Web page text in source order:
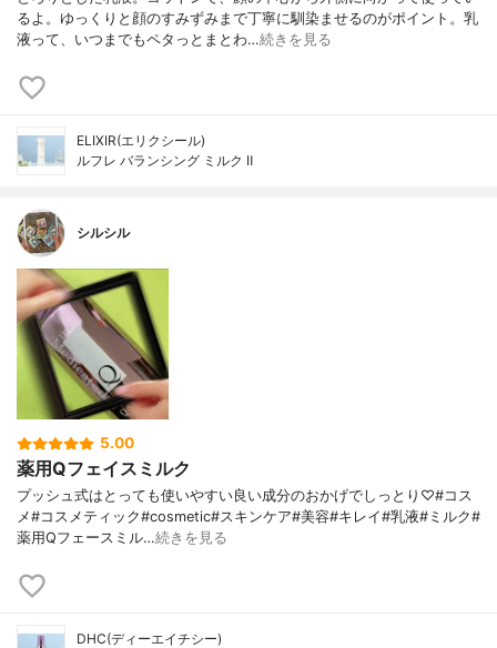
るよ。ゆっくりと顔のすみずみまで丁寧に馴染ませるのがポイント。乳
液って、いつまでもペタっとまとわ…続きを見る
ELIXIR(エリクシール)
ルフレ バランシング ミルク Ⅱ
シルシル
5.00
薬用Qフェイスミルク
プッシュ式はとっても使いやすい良い成分のおかげでしっとり♡#コス
メ#コスメティック#cosmetic#スキンケア#美容#キレイ#乳液#ミルク#
薬用Qフェースミル…続きを見る
DHC(ディーエイチシー)